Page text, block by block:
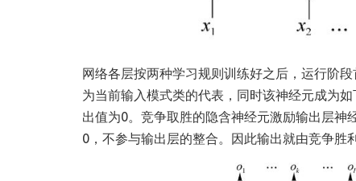
网络各层按两种学习规则训练好之后，运行阶
为当前输入模式类的代表，同时该神经元成为
出值为0。竞争取胜的隐含神经元激励输出层神
0，不参与输出层的整合。因此输出就由竞争胜